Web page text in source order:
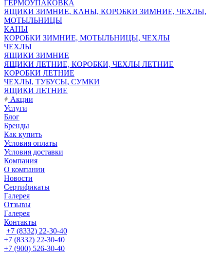
ГЕРМОУПАКОВКА
ЯЩИКИ ЗИМНИЕ, КАНЫ, КОРОБКИ ЗИМНИЕ, ЧЕХЛЫ,
МОТЫЛЬНИЦЫ
КАНЫ
КОРОБКИ ЗИМНИЕ, МОТЫЛЬНИЦЫ, ЧЕХЛЫ
ЧЕХЛЫ
ЯЩИКИ ЗИМНИЕ
ЯЩИКИ ЛЕТНИЕ, КОРОБКИ, ЧЕХЛЫ ЛЕТНИЕ
КОРОБКИ ЛЕТНИЕ
ЧЕХЛЫ, ТУБУСЫ, СУМКИ
ЯЩИКИ ЛЕТНИЕ
Акции
Услуги
Блог
Бренды
Как купить
Условия оплаты
Условия доставки
Компания
О компании
Новости
Сертификаты
Галерея
Отзывы
Галерея
Контакты
+7 (8332) 22-30-40
+7 (8332) 22-30-40
+7 (900) 526-30-40